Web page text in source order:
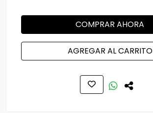
COMPRAR AHORA
AGREGAR AL CARRITO